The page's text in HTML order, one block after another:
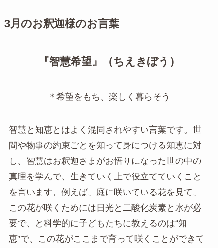
3月のお釈迦様のお言葉
『智慧希望』（ちえきぼう）
＊希望をもち、楽しく暮らそう
智慧と知恵とはよく混同されやすい言葉です。世
間や物事の約束ごとを知って身につける知恵に対
し、智慧はお釈迦さまがお悟りになった世の中の
真理を学んで、生きていく上で役立てていくこと
を言います。例えば、庭に咲いている花を見て、
この花が咲くためには日光と二酸化炭素と水が必
要で、と科学的に子どもたちに教えるのは“知
恵”で、この花がここまで育って咲くことができて